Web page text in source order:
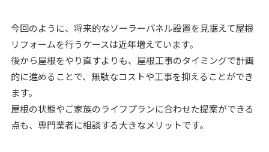
今回のように、将来的なソーラーパネル設置を見据えて屋根
リフォームを行うケースは近年増えています。
後から屋根をやり直すよりも、屋根工事のタイミングで計画
的に進めることで、無駄なコストや工事を抑えることができ
ます。
屋根の状態やご家族のライフプランに合わせた提案ができる
点も、専門業者に相談する大きなメリットです。